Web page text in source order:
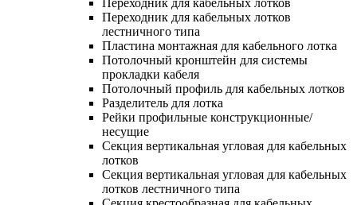
Переходник для кабельных лотков
лестничного типа
Пластина монтажная для кабельного лотка
Потолочный кронштейн для системы
прокладки кабеля
Потолочный профиль для кабельных лотков
Разделитель для лотка
Рейки профильные конструкционные/
несущие
Секция вертикальная угловая для кабельных
лотков
Секция вертикальная угловая для кабельных
лотков лестничного типа